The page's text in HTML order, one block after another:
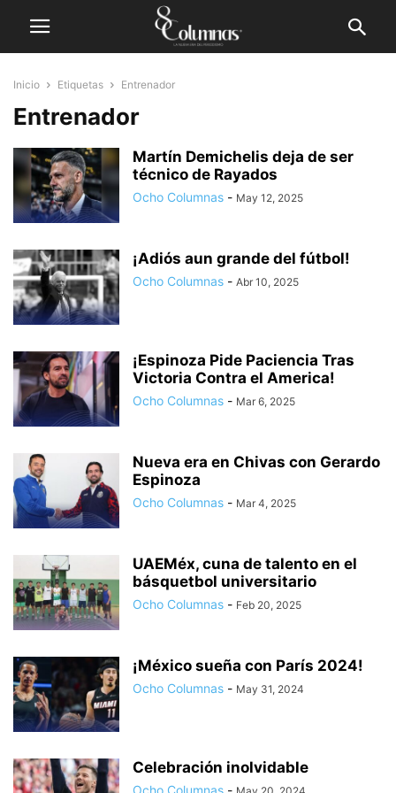
Inicio Etiquetas Entrenador
Entrenador
Martín Demichelis deja de ser
técnico de Rayados
Ocho Columnas - May 12, 2025
¡Adiós aun grande del fútbol!
Ocho Columnas - Abr 10, 2025
¡Espinoza Pide Paciencia Tras
Victoria Contra el America!
Ocho Columnas - Mar 6, 2025
Nueva era en Chivas con Gerardo
Espinoza
Ocho Columnas - Mar 4, 2025
UAEMéx, cuna de talento en el
básquetbol universitario
Ocho Columnas - Feb 20, 2025
¡México sueña con París 2024!
Ocho Columnas - May 31, 2024
Celebración inolvidable
Ocho Columnas -